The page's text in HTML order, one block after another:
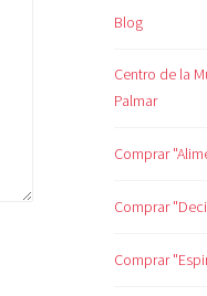
Blog
Centro de la
Palmar
Comprar
Comprar
Comprar